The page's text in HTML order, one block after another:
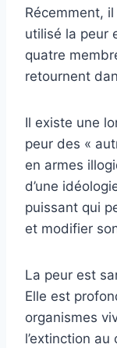
Récemment,
utilisé la peur
quatre
retournent
Il existe une
peur des «
en armes
d’une
puissant qui
et modifier
La peur est
Elle est
organismes
l’extinction au